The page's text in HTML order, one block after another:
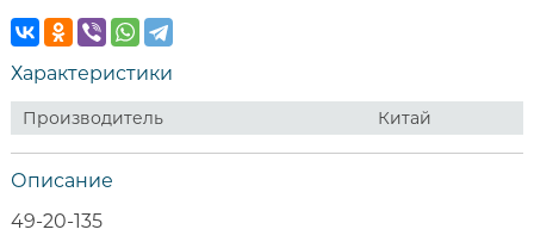
Характеристики
Производитель Китай
Описание
49-20-135